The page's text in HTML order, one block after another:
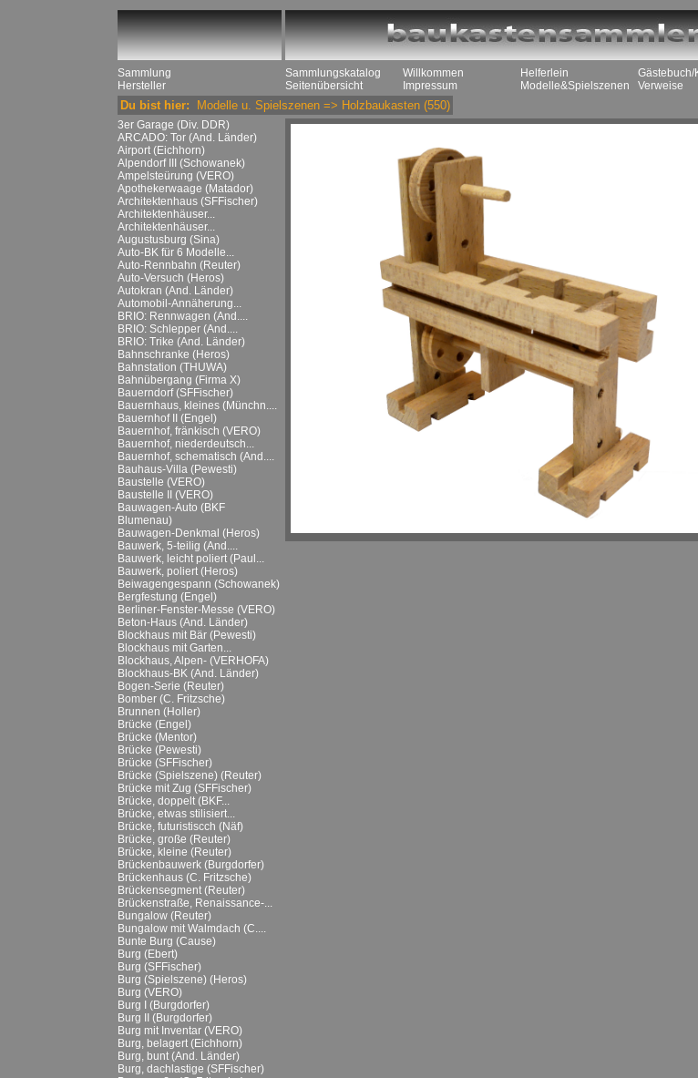
Sammlung
Hersteller
Sammlungskatalog
Seitenübersicht
Willkommen
Impressum
Helferlein
Modelle&Spielszenen
Gästebuch/
Verweise
Du bist hier: Modelle u. Spielszenen => Holzbaukasten (550)
3er Garage (Div. DDR)
ARCADO: Tor (And. Länder)
Airport (Eichhorn)
Alpendorf III (Schowanek)
Ampelsteürung (VERO)
Apothekerwaage (Matador)
Architektenhaus (SFFischer)
Architektenhäuser...
Architektenhäuser...
Augustusburg (Sina)
Auto-BK für 6 Modelle...
Auto-Rennbahn (Reuter)
Auto-Versuch (Heros)
Autokran (And. Länder)
Automobil-Annäherung...
BRIO: Rennwagen (And....
BRIO: Schlepper (And....
BRIO: Trike (And. Länder)
Bahnschranke (Heros)
Bahnstation (THUWA)
Bahnübergang (Firma X)
Bauerndorf (SFFischer)
Bauernhaus, kleines (Münchn....
Bauernhof II (Engel)
Bauernhof, fränkisch (VERO)
Bauernhof, niederdeutsch...
Bauernhof, schematisch (And....
Bauhaus-Villa (Pewesti)
Baustelle (VERO)
Baustelle II (VERO)
Bauwagen-Auto (BKF
Blumenau)
Bauwagen-Denkmal (Heros)
Bauwerk, 5-teilig (And....
Bauwerk, leicht poliert (Paul...
Bauwerk, poliert (Heros)
Beiwagengespann (Schowanek)
Bergfestung (Engel)
Berliner-Fenster-Messe (VERO)
Beton-Haus (And. Länder)
Blockhaus mit Bär (Pewesti)
Blockhaus mit Garten...
Blockhaus, Alpen- (VERHOFA)
Blockhaus-BK (And. Länder)
Bogen-Serie (Reuter)
Bomber (C. Fritzsche)
Brunnen (Holler)
Brücke (Engel)
Brücke (Mentor)
Brücke (Pewesti)
Brücke (SFFischer)
Brücke (Spielszene) (Reuter)
Brücke mit Zug (SFFischer)
Brücke, doppelt (BKF...
Brücke, etwas stilisiert...
Brücke, futuristiscch (Näf)
Brücke, große (Reuter)
Brücke, kleine (Reuter)
Brückenbauwerk (Burgdorfer)
Brückenhaus (C. Fritzsche)
Brückensegment (Reuter)
Brückenstraße, Renaissance-...
Bungalow (Reuter)
Bungalow mit Walmdach (C....
Bunte Burg (Cause)
Burg (Ebert)
Burg (SFFischer)
Burg (Spielszene) (Heros)
Burg (VERO)
Burg I (Burgdorfer)
Burg II (Burgdorfer)
Burg mit Inventar (VERO)
Burg, belagert (Eichhorn)
Burg, bunt (And. Länder)
Burg, dachlastige (SFFischer)